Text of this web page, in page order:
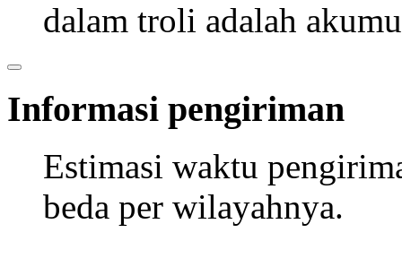
dalam troli adalah
Informasi pengiriman
Estimasi waktu
beda per wilayahnya.